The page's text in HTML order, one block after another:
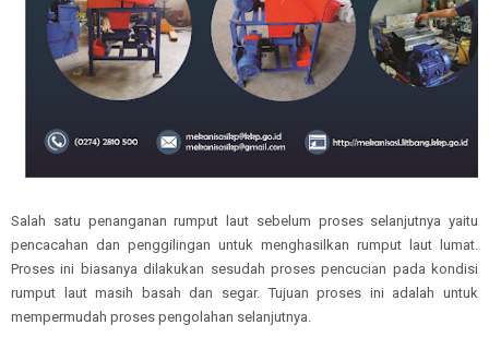
Salah satu penanganan rumput laut sebelum proses selanjutnya yaitu
pencacahan dan penggilingan untuk menghasilkan rumput laut lumat.
Proses ini biasanya dilakukan sesudah proses pencucian pada kondisi
rumput laut masih basah dan segar. Tujuan proses ini adalah untuk
mempermudah proses pengolahan selanjutnya.